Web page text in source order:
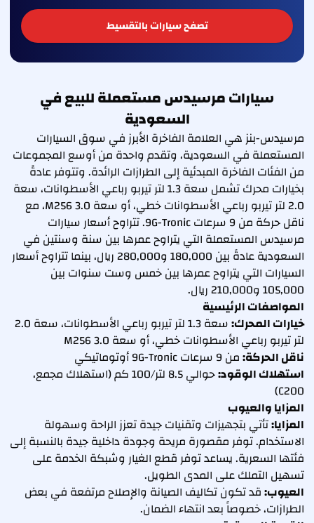
تصفح سيارات بالتقسيط
سيارات مرسيدس مستعملة للبيع في
السعودية
مرسيدس-بنز هي العلامة الفاخرة الأبرز في سوق السيارات
المستعملة في السعودية، وتقدم واحدة من أوسع المجموعات
من الفئات الفاخرة المبدئية إلى الطرازات الرائدة. وتتوفر عادةً
بخيارات محرك تشمل سعة 1.3 لتر تيربو رباعي الأسطوانات، سعة
2.0 لتر تيربو رباعي الأسطوانات خطي، أو سعة 3.0 M256، مع
ناقل حركة من 9 سرعات 9G-Tronic. تتراوح أسعار سيارات
مرسيدس المستعملة التي يتراوح عمرها بين سنة وسنتين في
السعودية عادةً بين 180,000 و280,000 ريال، بينما تتراوح أسعار
السيارات التي يتراوح عمرها بين خمس وست سنوات بين
105,000 و210,000 ريال.
المواصفات الرئيسية
خيارات المحرك:
سعة 1.3 لتر تيربو رباعي الأسطوانات، سعة 2.0
لتر تيربو رباعي الأسطوانات خطي، أو سعة 3.0 M256
ناقل الحركة:من 9 سرعات 9G-Tronic أوتوماتيكي
استهلاك الوقود:
حوالي 8.5 لتر/100 كم (استهلاك مجمع،
C200)
المزايا والعيوب
المزايا:تأتي بتجهيزات وتقنيات جيدة تعزز الراحة وسهولة
الاستخدام. توفر مقصورة مريحة وجودة داخلية جيدة بالنسبة إلى
فئتها السعرية. يساعد توفر قطع الغيار وشبكة الخدمة على
تسهيل التملك على المدى الطويل.
العيوب:قد تكون تكاليف الصيانة والإصلاح مرتفعة في بعض
الطرازات، خصوصاً بعد انتهاء الضمان.